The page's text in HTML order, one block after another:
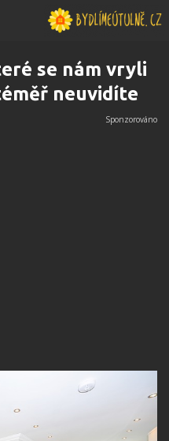
se nám vryli
neuvidíte